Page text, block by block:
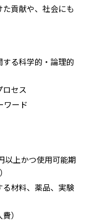
貢献や、社会にも
る科学的・論理的
ロセス
ワード
以上かつ使用可能期
材料、薬品、実験
）